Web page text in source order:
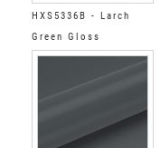
HXS5336B - Larch
Green Gloss